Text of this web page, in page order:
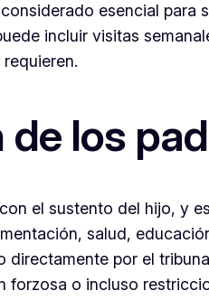
esencial para
incluir visitas
los
el sustento del hijo, y
salud,
por el
forzosa o incluso